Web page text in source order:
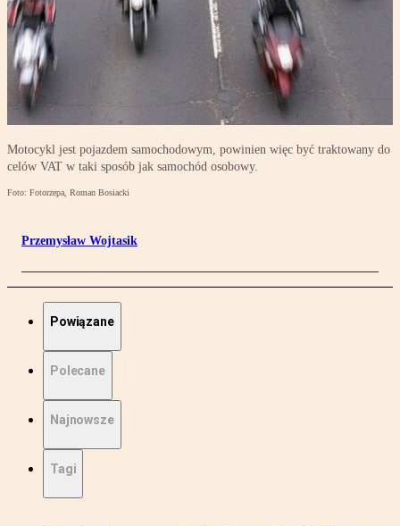
Motocykl jest pojazdem samochodowym, powinien więc być traktowany do
celów VAT w taki sposób jak samochód osobowy.
Foto: Fotorzepa, Roman Bosiacki
Przemysław Wojtasik
Powiązane
Polecane
Najnowsze
Tagi